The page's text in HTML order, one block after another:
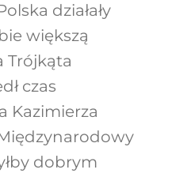
działały
większą
Trójkąta
czas
Kazimierza
dobrym